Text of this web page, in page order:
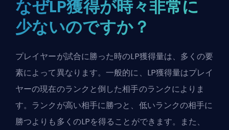
なぜLP獲得が時々非常に
少ないのですか？
プレイヤーが試合に勝った時のLP獲得量は、多くの要
素によって異なります。一般的に、LP獲得量はプレイ
ヤーの現在のランクと倒した相手のランクによりま
す。ランクが高い相手に勝つと、低いランクの相手に
勝つよりも多くのLPを得ることができます。また、